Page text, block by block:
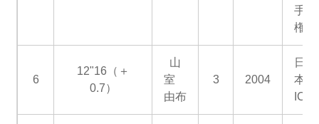
手
権
6
12"16（＋
0.7）
山
室
由布
3 2004
日
本
IC